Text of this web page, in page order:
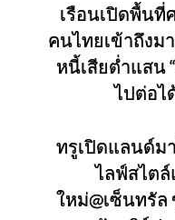
เรือนเปิดพื้นที่
คนไทยเข้าถึงม
หนี้เสียต่ำแสน
ไปต่อไ
ทรูเปิดแลนด์ม
ไลฟ์สไตล์
ใหม่@เซ็นทรั